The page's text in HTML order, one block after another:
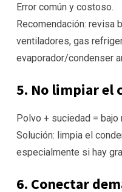
Error común y costoso.
Recomendación: revisa
ventiladores, gas
evaporador/condenser
5. No limpiar el
Polvo + suciedad = bajo
Solución: limpia el
especialmente si hay
6. Conectar